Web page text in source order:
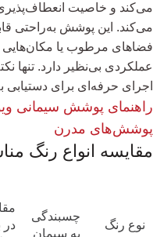
می‌کند و خاصیت
می‌کند. این پوشش به‌راحتی
فضاهای مرطوب یا مکان‌هایی که
عملکردی بی‌نظیر دارد. تنها
اجرای حرفه‌ای برای دستیابی
راهنمای پوشش سیمانی
پوشش‌های مدرن
مقایسه انواع رنگ
نوع رنگ
چسبندگی
به سیمان
در